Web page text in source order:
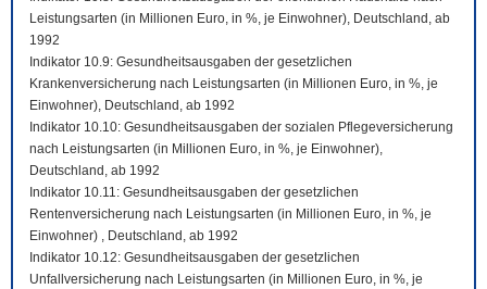
Leistungsarten (in Millionen Euro, in %, je Einwohner), Deutschland, ab
1992
Indikator 10.9: Gesundheitsausgaben der gesetzlichen
Krankenversicherung nach Leistungsarten (in Millionen Euro, in %, je
Einwohner), Deutschland, ab 1992
Indikator 10.10: Gesundheitsausgaben der sozialen Pflegeversicherung
nach Leistungsarten (in Millionen Euro, in %, je Einwohner),
Deutschland, ab 1992
Indikator 10.11: Gesundheitsausgaben der gesetzlichen
Rentenversicherung nach Leistungsarten (in Millionen Euro, in %, je
Einwohner) , Deutschland, ab 1992
Indikator 10.12: Gesundheitsausgaben der gesetzlichen
Unfallversicherung nach Leistungsarten (in Millionen Euro, in %, je